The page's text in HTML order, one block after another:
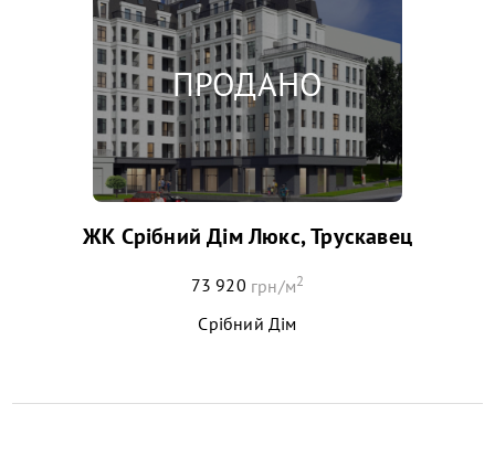
ЖК Срібний Дім Люкс, Трускавец
73 920 грн/м2
Срібний Дім